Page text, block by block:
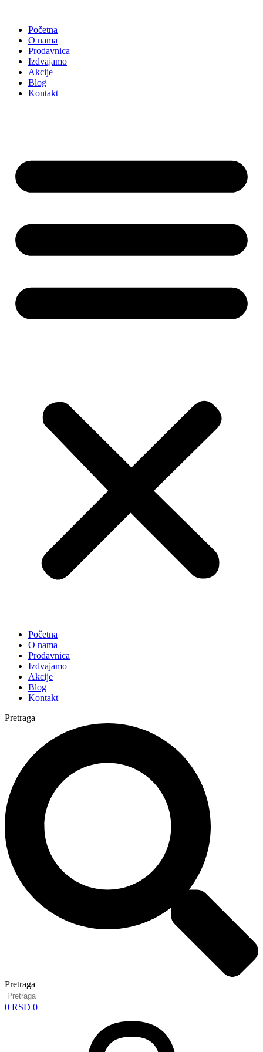
sadržajPočetna
O nama
Prodavnica
Izdvajamo
Akcije
Blog
Kontakt
Početna
O nama
Prodavnica
Izdvajamo
Akcije
Blog
Kontakt
Pretraga
Pretraga
0 RSD 0